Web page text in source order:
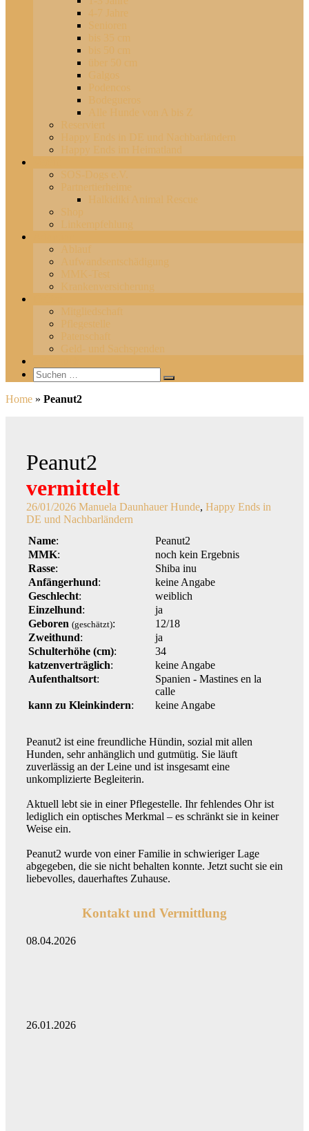
4-7 Jahre
Senioren
bis 35 cm
bis 50 cm
über 50 cm
Galgos
Podencos
Bodegueros
Alle Hunde von A bis Z
Reserviert
Happy Ends in DE und Nachbarländern
Happy Ends im Heimatland
SOS-Dogs e.V.
Partnertierheime
Halkidiki Animal Rescue
Shop
Linkempfehlung
Ablauf
Aufwandsentschädigung
MMK-Test
Krankenversicherung
Mitgliedschaft
Pflegestelle
Patenschaft
Geld- und Sachspenden
Suchen
nach:
Suchen
Home » Peanut2
Peanut2
vermittelt
26/01/2026 Manuela Daunhauer Hunde, Happy Ends in
DE und Nachbarländern
Name:
Peanut2
MMK:
noch kein Ergebnis
Rasse:
Shiba inu
Anfängerhund:
keine Angabe
Geschlecht:
weiblich
Einzelhund:
ja
Geboren (geschätzt):
12/18
Zweithund:
ja
Schulterhöhe (cm):
34
katzenverträglich:
keine Angabe
Aufenthaltsort:
Spanien - Mastines en la
calle
kann zu Kleinkindern: keine Angabe
Peanut2 ist eine freundliche Hündin, sozial mit allen
Hunden, sehr anhänglich und gutmütig. Sie läuft
zuverlässig an der Leine und ist insgesamt eine
unkomplizierte Begleiterin.
Aktuell lebt sie in einer Pflegestelle. Ihr fehlendes Ohr ist
lediglich ein optisches Merkmal – es schränkt sie in keiner
Weise ein.
Peanut2 wurde von einer Familie in schwieriger Lage
abgegeben, die sie nicht behalten konnte. Jetzt sucht sie ein
liebevolles, dauerhaftes Zuhause.
Kontakt und Vermittlung
08.04.2026
26.01.2026